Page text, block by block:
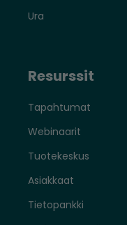
Ura
Resurssit
Tapahtumat
Webinaarit
Tuotekeskus
Asiakkaat
Tietopankki